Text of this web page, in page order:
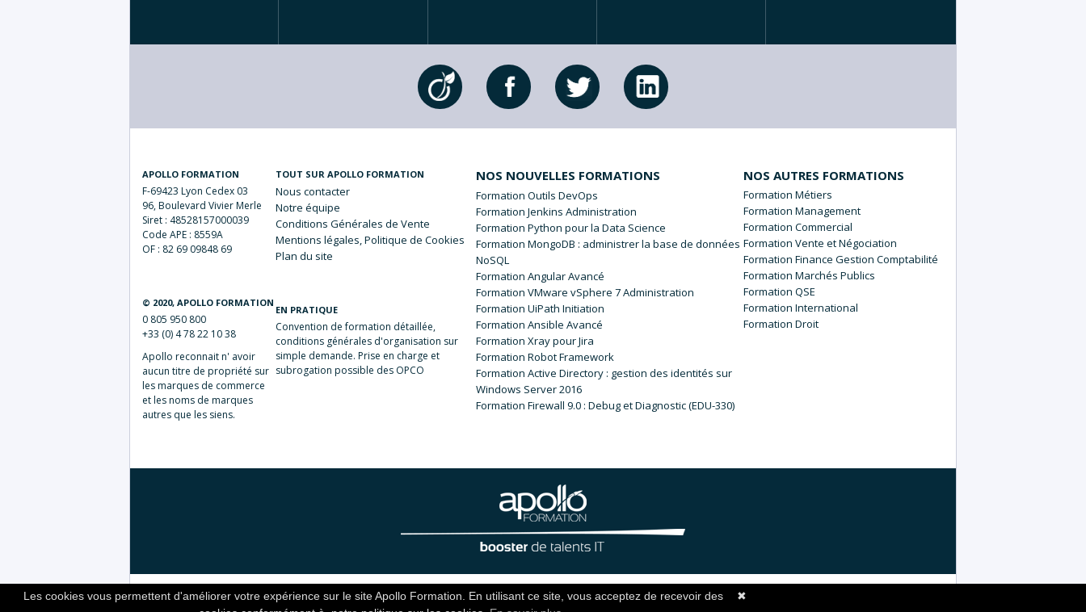
APOLLO FORMATION
F-69423 Lyon Cedex 03
96, Boulevard Vivier Merle
Siret : 48528157000039
Code APE : 8559A
OF : 82 69 09848 69
© 2020, APOLLO FORMATION
0 805 950 800
+33 (0) 4 78 22 10 38
Apollo reconnait n' avoir
aucun titre de propriété sur
les marques de commerce
et les noms de marques
autres que les siens.
TOUT SUR APOLLO FORMATION
Nouscontacter
Notreéquipe
Conditions Générales de Vente
Mentions légales, Politique de Cookies
Plan du site
EN PRATIQUE
Convention de formation détaillée,
conditions générales d'organisation sur
simple demande. Prise en charge et
subrogation possible des OPCO
NOS NOUVELLES FORMATIONS
Formation Outils DevOps
Formation Jenkins Administration
Formation Python pour la Data Science
Formation MongoDB : administrer la base de données
NoSQL
Formation Angular Avancé
Formation VMware vSphere 7 Administration
Formation UiPath Initiation
Formation Ansible Avancé
Formation Xray pour Jira
Formation Robot Framework
Formation Active Directory : gestion des identités sur
Windows Server 2016
Formation Firewall 9.0 : Debug et Diagnostic (EDU-330)
NOS AUTRES FORMATIONS
Métiers
Management
Commercial
Vente et Négociation
Finance Gestion Comptabilité
Marchés Publics
QSE
International
Droit
Site crée par l’agence14bis.fr ✖
Les cookies vous permettent d'améliorer votre expérience sur le site Apollo Formation. En utilisant ce site, vous acceptez de recevoir des